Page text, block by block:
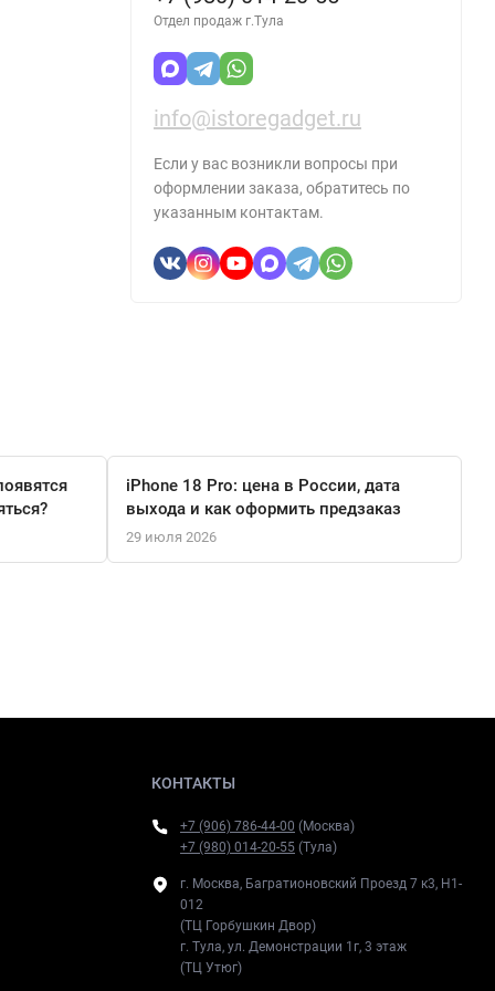
Отдел продаж г.Тула
info@istoregadget.ru
Если у вас возникли вопросы при
оформлении заказа, обратитесь по
указанным контактам.
iPhone 18 Pro: цена в России, дата
выхода и как оформить предзаказ
29 июля 2026
КОНТАКТЫ
+7 (906) 786-44-00 (Москва)
+7 (980) 014-20-55 (Тула)
г. Москва, Багратионовский Проезд 7 к3, H1-
012
(ТЦ Горбушкин Двор)
г. Тула, ул. Демонстрации 1г, 3 этаж
(ТЦ Утюг)